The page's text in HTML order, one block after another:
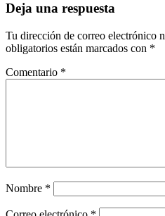
Deja una respuesta
Tu dirección de correo electrónico
obligatorios están marcados con *
Comentario *
Nombre *